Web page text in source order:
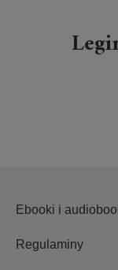
Ebooki i
Regulaminy